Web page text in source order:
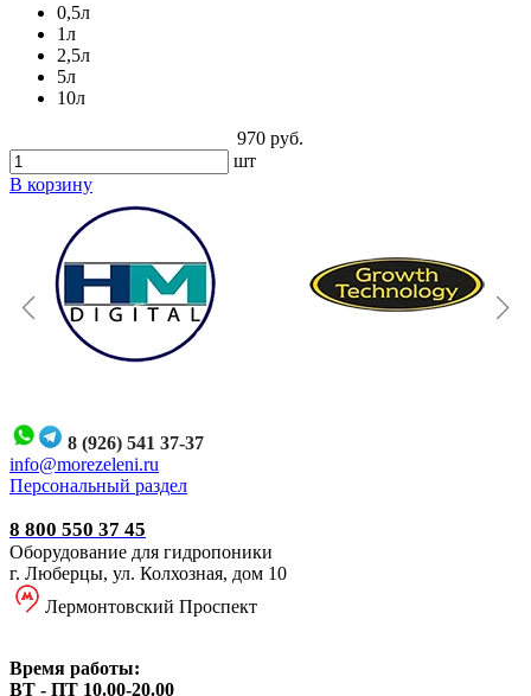
0,5л
1л
2,5л
5л
10л
970 руб.
шт
В корзину
8 (926) 541 37-37
info@morezeleni.ru
Персональный раздел
8 800 550 37 45
Оборудование для гидропоники
г. Люберцы, ул. Колхозная, дом 10
Лермонтовский Проспект
Время работы:
ВТ - ПТ 10.00-20.00